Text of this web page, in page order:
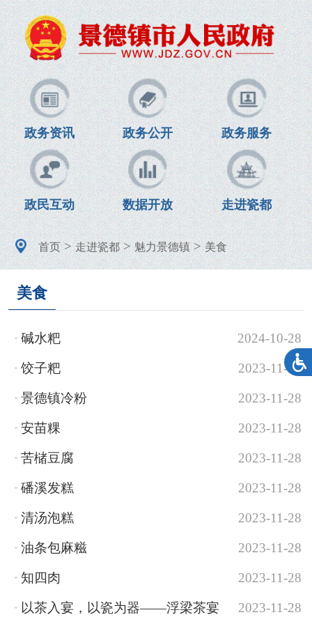
政务资讯 政务公开 政务服务
政民互动 数据开放 走进瓷都
首页>走进瓷都>魅力景德镇>美食
美食
2024-10-28
碱水粑
2023-11-28
饺子粑
2023-11-28
景德镇冷粉
2023-11-28
安苗粿
2023-11-28
苦槠豆腐
2023-11-28
磻溪发糕
2023-11-28
清汤泡糕
2023-11-28
油条包麻糍
2023-11-28
知四肉
2023-11-28
以茶入宴，以瓷为器——浮梁茶宴